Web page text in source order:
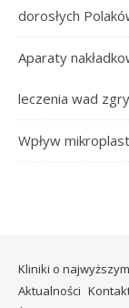
dorosłych
Aparaty
leczenia wad
Wpływ
Kliniki o
Aktualności